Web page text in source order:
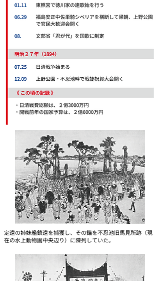
定遠の姉妹艦鎮遠を捕獲し、その錨を不忍池旧馬見所跡（現
在の水上動物園中央辺り）に陳列していた。